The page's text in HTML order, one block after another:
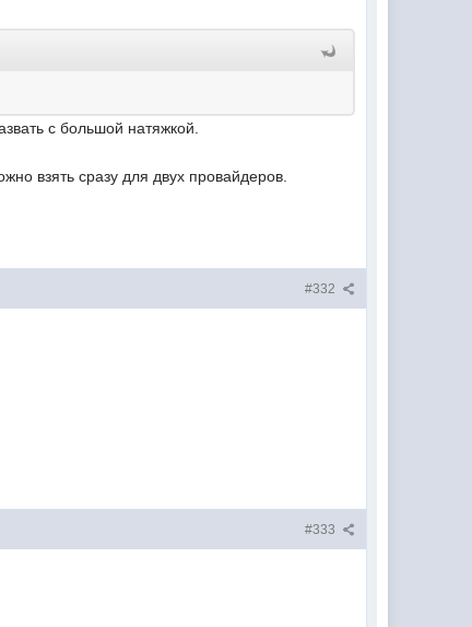
с большой натяжкой.
взять сразу для двух провайдеров.
#332
#333